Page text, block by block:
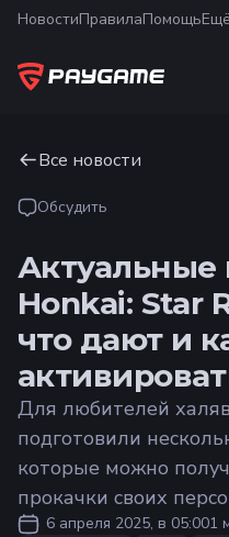
НовостиПравилаПомощьЕщё
Все новости
Обсудить
Honkai: Star
что дают и
Для любителей
подготовили
которые можно
прокачки своих
6 апреля 2025, в 05:001